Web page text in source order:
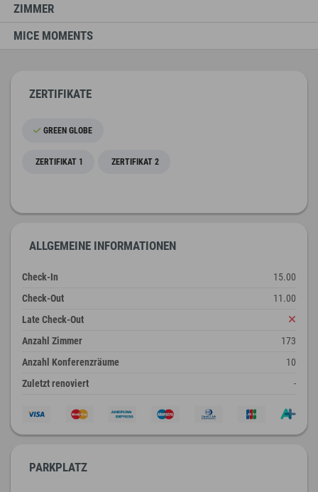
ZIMMER
MICE MOMENTS
ZERTIFIKATE
GREEN GLOBE
ZERTIFIKAT 1 ZERTIFIKAT 2
ALLGEMEINE INFORMATIONEN
Check-In
15.00
Check-Out
11.00
Late Check-Out
Anzahl Zimmer
173
Anzahl Konferenzräume
10
Zuletzt renoviert
-
PARKPLATZ